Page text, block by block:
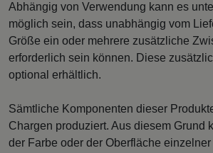
Abhängig von Verwendung kann es
möglich sein, dass unabhängig vom
Größe ein oder mehrere zusätzliche
erforderlich sein können. Diese
optional erhältlich.
Sämtliche Komponenten dieser
Chargen produziert. Aus diesem Grund
der Farbe oder der Oberfläche